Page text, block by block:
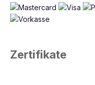
Zertifikate